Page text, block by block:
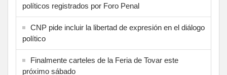
políticos registrados por Foro Penal
CNP pide incluir la libertad de expresión en el diálogo
político
Finalmente carteles de la Feria de Tovar este
próximo sábado